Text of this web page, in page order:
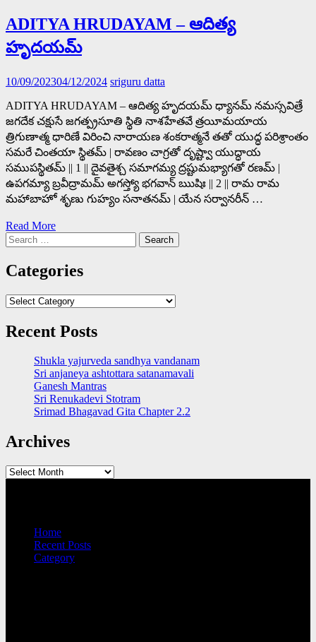
ADITYA HRUDAYAM – ఆదిత్య
హృదయమ్
10/09/202304/12/2024 sriguru datta
ADITYA HRUDAYAM – ఆదిత్య హృదయమ్ ధ్యానమ్ నమస్సవిత్రే
జగదేక చక్షుసే జగత్ప్రసూతి స్థితి నాశహేతవే త్రయీమయాయ
త్రిగుణాత్మ ధారిణే విరించి నారాయణ శంకరాత్మనే తతో యుద్ధ పరిశ్రాంతం
సమరే చింతయా స్థితమ్ | రావణం చాగ్రతో దృష్ట్వా యుద్ధాయ
సముపస్థితమ్ || 1 || దైవతైశ్చ సమాగమ్య ద్రష్టుమభ్యాగతో రణమ్ |
ఉపగమ్యా బ్రవీద్రామమ్ అగస్త్యో భగవాన్ ఋషిః || 2 || రామ రామ
మహాబాహో శృణు గుహ్యం సనాతనమ్ | యేన సర్వానరీన్ …
Read More
Search
for:
Categories
Categories
Recent Posts
Shukla yajurveda sandhya vandanam
Sri anjaneya ashtottara satanamavali
Ganesh Mantras
Sri Renukadevi Stotram
Srimad Bhagavad Gita Chapter 2.2
Archives
Archives
Home
Recent Posts
Category